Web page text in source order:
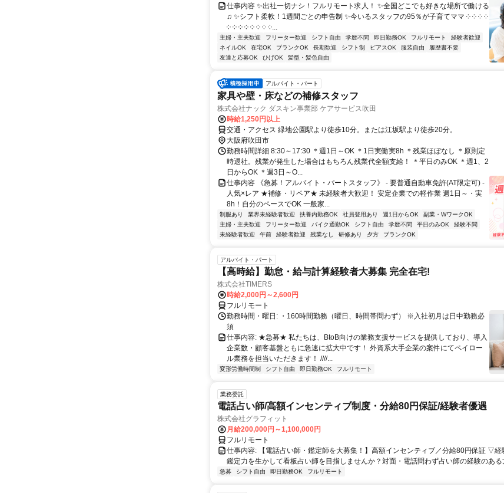
仕事内容 ✨出社一切ナシ！フルリモート求人！ ✨全国どこでも好きな場所で働ける
♫ ✨シフト柔軟！1週間ごとの申告制 ✨今いるスタッフの95％が子育てママ ༶ ༶ ༶ ༶
༶ ༶ ༶ ༶ ༶ ༶ ༶ ༶...
主婦・主夫歓迎 フリーター歓迎 シフト自由 学歴不問 即日勤務OK フルリモート
経験者歓迎
ネイルOK
在宅OK ブランクOK 長期歓迎 シフト制 ピアスOK 服装自由
履歴書不要
友達と応募OK
ひげOK 髪型・髪色自由
アルバイト・パート
家具や壁・床などの補修スタッフ
株式会社ナック ダスキン事業部 ケアサービス吹田
時給1,250円以上
交通・アクセス 緑地公園駅より徒歩10分。または江坂駅より徒歩20分。
大阪府吹田市
勤務時間詳細 8:30～17:30 ＊週1日～OK ＊1日実働実8h ＊残業ほぼなし ＊原則定
時退社。残業が発生した場合はもちろん残業代全額支給！ ＊平日のみOK ＊週1、2
日からOK ＊週3日～O...
仕事内容 《急募！アルバイト・パートスタッフ》 - 要普通自動車免許(AT限定可) -
人気×レア ★補修・リペア★ 未経験者大歓迎！ 安定企業での軽作業 週1日～・実
8h！自分のペースでOK 一般家...
制服あり 業界未経験者歓迎 扶養内勤務OK 社員登用あり 週1日からOK
副業・WワークOK
主婦・主夫歓迎
フリーター歓迎 バイク通勤OK シフト自由 学歴不問 平日のみOK
経験不問
未経験者歓迎
午前 経験者歓迎 残業なし 研修あり 夕方 ブランクOK
アルバイト・パート
【高時給】勤怠・給与計算経験者大募集 完全在宅!
株式会社TIMERS
時給2,000円～2,600円
フルリモート
勤務時間・曜日: ・160時間勤務（曜日、時間帯問わず） ※入社初月は日中勤務必
須
仕事内容: ★急募★ 私たちは、BtoB向けの業務支援サービスを提供しており、導入
企業数・顧客基盤ともに急速に拡大中です！ 外資系大手企業の案件にてペイロー
ル業務を担当いただきます！ ////...
変形労働時間制 シフト自由 即日勤務OK フルリモート
業務委託
電話占い師/高額インセンティブ制度・分給80円保証/経験者優遇
株式会社グラフィット
月給200,000円～1,100,000円
フルリモート
仕事内容: 【電話占い師・鑑定師を大募集！】高額インセンティブ／分給80円保証 ▽経
鑑定力を生かして看板占い師を目指しませんか？対面・電話問わず占い師の経験のあ
急募 シフト自由 即日勤務OK フルリモート